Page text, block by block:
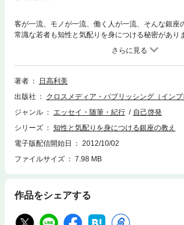
客が一流、モノが一流、働く人が一流、そんな銀座
常識な若者も知性と気配りを身につける秘密があり
年―――彼女の元では、どんなスタッフも、有名企
様と小粋な会話ができるようになる。気のきかなか
きめ細やかな仕事ができるようになる。一体、何
れは、誰よりも非常識な若者だった著者者自身が銀
スキルや人間性を鍛える方法を紹介。感動的な人間
ます。なお、「銀座」にちなんで、銀座の人だけが
す！
著者
日高利美
出版社
クロスメディア・パブリッシング（インプ
ジャンル
エッセイ・随筆・紀行
自己啓発
シリーズ
知性と気配りを身につける銀座の教え
電子版配信開始日
2012/10/02
ファイルサイズ
7.98 MB
作品をシェアする